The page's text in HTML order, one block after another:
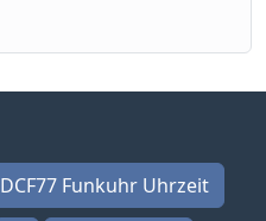
DCF77 Funkuhr Uhrzeit